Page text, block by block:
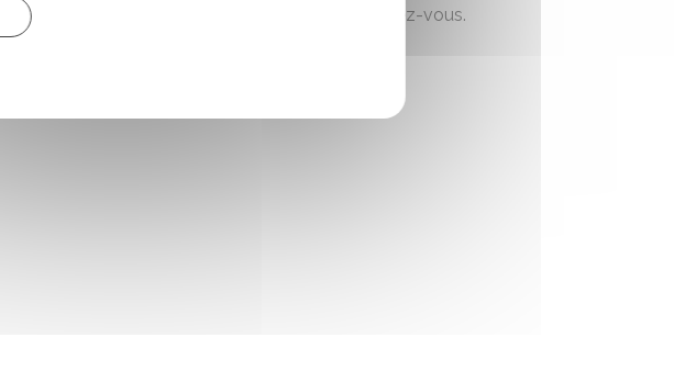
juridique et associatif. Uniquement sur rendez-vous.